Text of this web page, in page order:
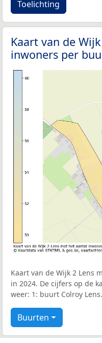
Toelichting
Kaart van de
inwoners per
Kaart van de Wijk 2 Lens
in 2024. De cijfers op de
weer: 1: buurt Colroy Lens.
Buurten